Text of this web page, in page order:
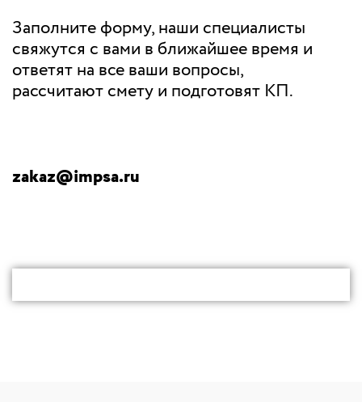
Заполните форму, наши специалисты
свяжутся с вами в ближайшее время и
ответят на все ваши вопросы,
рассчитают смету и подготовят КП.
zakaz@impsa.ru